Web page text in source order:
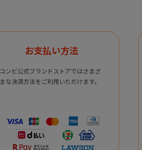
お支払い方法
コンビ公式ブランドストアではさまざ
まな決済方法をご利用いただけます。